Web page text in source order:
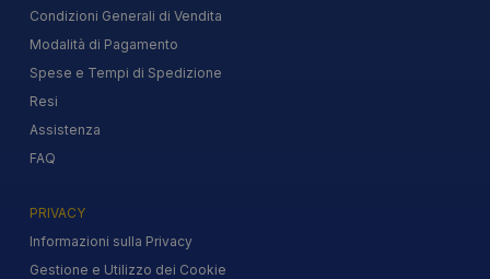
Condizioni Generali di Vendita
Modalità di Pagamento
Spese e Tempi di Spedizione
Resi
Assistenza
FAQ
PRIVACY
Informazioni sulla Privacy
Gestione e Utilizzo dei Cookie